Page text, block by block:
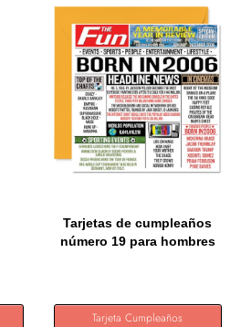
Tarjetas de cumpleaños
número 19 para hombres
Tarjeta Cumpleaños